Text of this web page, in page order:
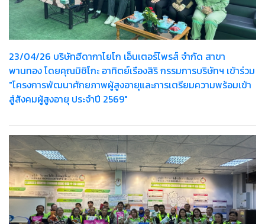
23/04/26 บริษัทฮีดากาโยโก เอ็นเตอร์ไพรส์ จำกัด สาขา
พานทอง โดยคุณมิชิโกะ อาทิตย์เรืองสิริ กรรมการบริษัทฯ เข้าร่วม
"โครงการพัฒนาศักยภาพผู้สูงอายุและการเตรียมความพร้อมเข้า
สู่สังคมผู้สูงอายุ ประจำปี 2569"